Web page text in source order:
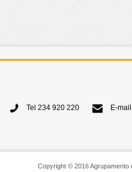
Tel 234 920 220 E-
Copyright © 2016